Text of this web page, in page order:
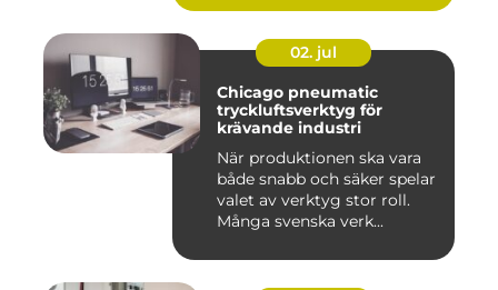
02. jul
Chicago pneumatic
tryckluftsverktyg för
krävande industri
När produktionen ska vara
både snabb och säker spelar
valet av verktyg stor roll.
Många svenska verk...